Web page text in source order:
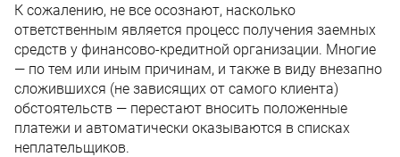
К сожалению, не все осознают, насколько
ответственным является процесс получения заемных
средств у финансово-кредитной организации. Многие
— по тем или иным причинам, и также в виду внезапно
сложившихся (не зависящих от самого клиента)
обстоятельств — перестают вносить положенные
платежи и автоматически оказываются в списках
неплательщиков.